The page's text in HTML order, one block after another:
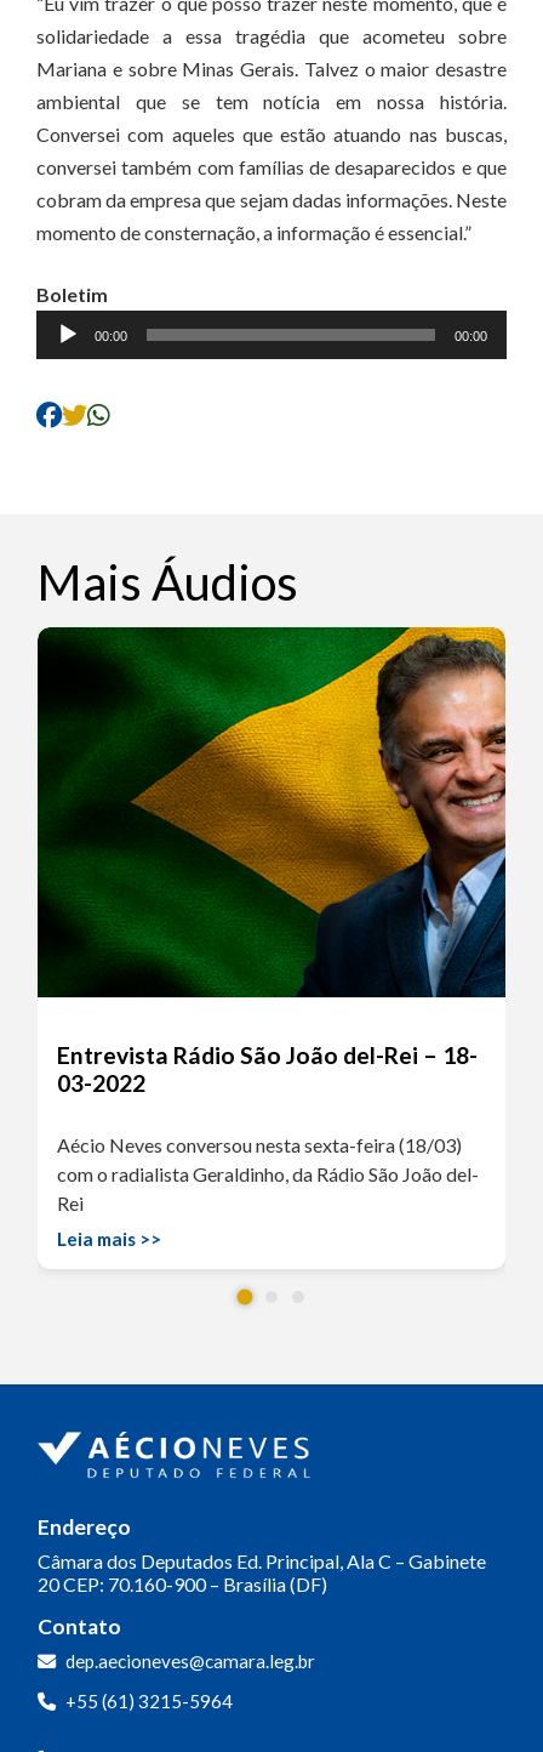
solidariedade a essa tragédia que acometeu sobre
Mariana e sobre Minas Gerais. Talvez o maior desastre
ambiental que se tem notícia em nossa história.
Conversei com aqueles que estão atuando nas buscas,
conversei também com famílias de desaparecidos e que
cobram da empresa que sejam dadas informações. Neste
momento de consternação, a informação é essencial.”
Boletim
Tocador
de
00:00 00:00
Mais Áudios
Entrevista Rádio São João del-Rei – 18-
03-2022
Aécio Neves conversou nesta sexta-feira (18/03)
com o radialista Geraldinho, da Rádio São João del-
Rei
Leia mais >>
Endereço
Câmara dos Deputados Ed. Principal, Ala C – Gabinete
20CEP: 70.160-900 – Brasília (DF)
Contato
dep.aecioneves@camara.leg.br
+55 (61) 3215-5964